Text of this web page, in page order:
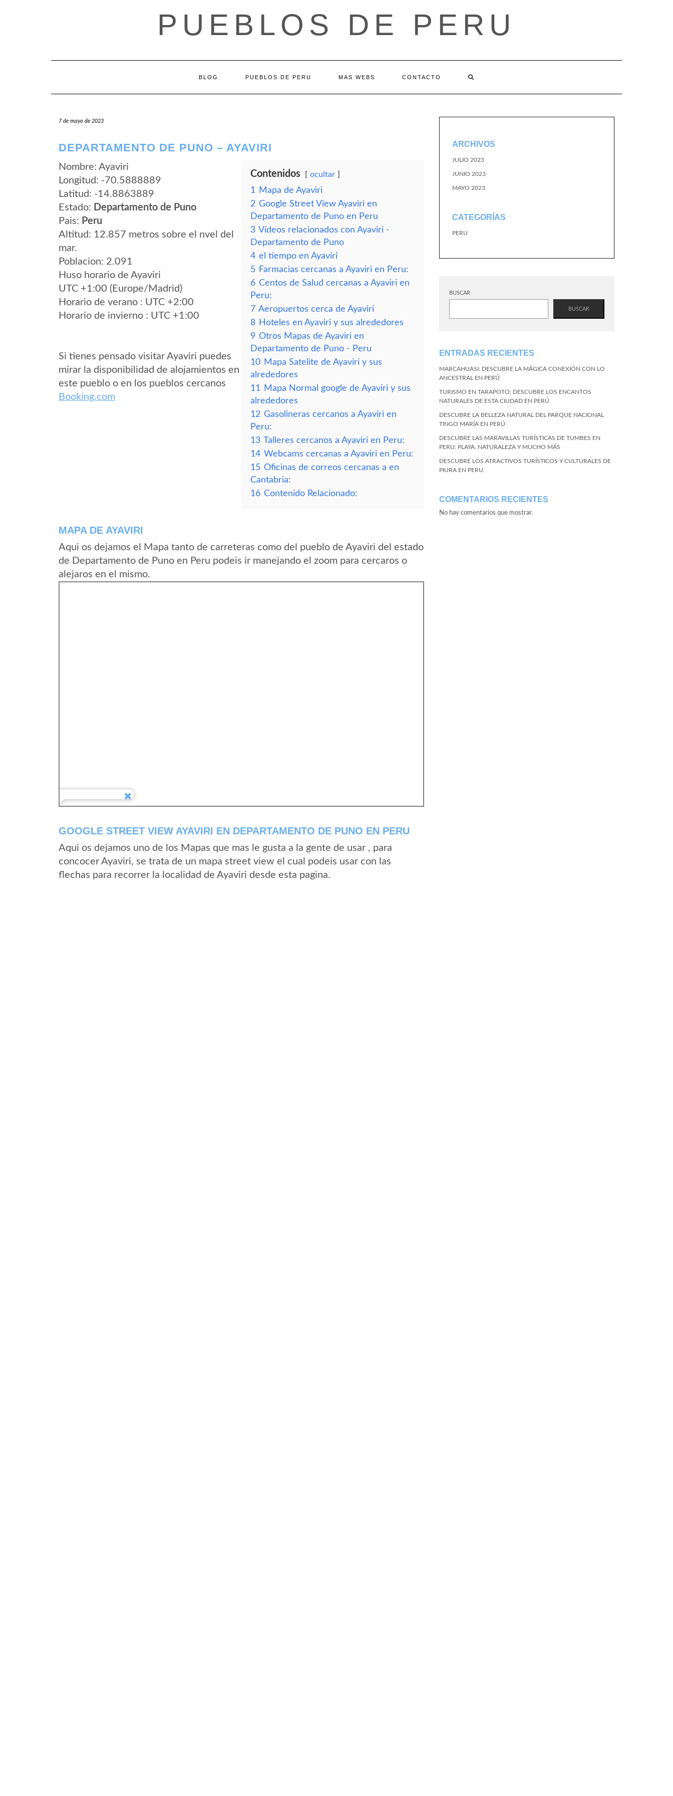
PUEBLOS DE PERU
BLOG PUEBLOS DE PERU MAS WEBS CONTACTO
7 de mayo de 2023
DEPARTAMENTO DE PUNO – AYAVIRI
Nombre: Ayaviri
Longitud: -70.5888889
Latitud: -14.8863889
Estado: Departamento de Puno
Pais: Peru
Altitud: 12.857 metros sobre el nvel del
mar.
Poblacion: 2.091
Huso horario de Ayaviri
UTC +1:00 (Europe/Madrid)
Horario de verano : UTC +2:00
Horario de invierno : UTC +1:00
Si tienes pensado visitar Ayaviri puedes
mirar la disponibilidad de alojamientos en
este pueblo o en los pueblos cercanos
Booking.com
Contenidos ocultar
1
Mapa de Ayaviri
2 Google Street View Ayaviri en
Departamento de Puno en Peru
3 Vídeos relacionados con Ayaviri -
Departamento de Puno
4 el tiempo en Ayaviri
5 Farmacias cercanas a Ayaviri en Peru:
6 Centos de Salud cercanas a Ayaviri en
Peru:
7 Aeropuertos cerca de Ayaviri
8 Hoteles en Ayaviri y sus alrededores
9 Otros Mapas de Ayaviri en
Departamento de Puno - Peru
10 Mapa Satelite de Ayaviri y sus
alrededores
11
Mapa Normal google de Ayaviri y sus
alrededores
12 Gasolineras cercanos a Ayaviri en
Peru:
13 Talleres cercanos a Ayaviri en Peru:
14 Webcams cercanas a Ayaviri en Peru:
15 Oficinas de correos cercanas a en
Cantabria:
16 Contenido Relacionado:
MAPA DE AYAVIRI
Aqui os dejamos el Mapa tanto de carreteras como del pueblo de Ayaviri del estado
de Departamento de Puno en Peru podeis ir manejando el zoom para cercaros o
alejaros en el mismo.
GOOGLE STREET VIEW AYAVIRI EN DEPARTAMENTO DE PUNO EN PERU
Aqui os dejamos uno de los Mapas que mas le gusta a la gente de usar , para
concocer Ayaviri, se trata de un mapa street view el cual podeis usar con las
flechas para recorrer la localidad de Ayaviri desde esta pagina.
ARCHIVOS
JULIO 2023
JUNIO 2023
MAYO 2023
CATEGORÍAS
PERU
BUSCAR
BUSCAR
ENTRADAS RECIENTES
MARCAHUASI: DESCUBRE LA MÁGICA CONEXIÓN CON LO
ANCESTRAL EN PERÚ
TURISMO EN TARAPOTO: DESCUBRE LOS ENCANTOS
NATURALES DE ESTA CIUDAD EN PERÚ
DESCUBRE LA BELLEZA NATURAL DEL PARQUE NACIONAL
TINGO MARÍA EN PERÚ
DESCUBRE LAS MARAVILLAS TURÍSTICAS DE TUMBES EN
PERU: PLAYA, NATURALEZA Y MUCHO MÁS
DESCUBRE LOS ATRACTIVOS TURÍSTICOS Y CULTURALES DE
PIURA EN PERU.
COMENTARIOS RECIENTES
No hay comentarios que mostrar.